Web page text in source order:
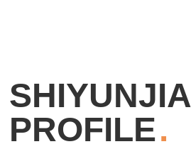
SHIYUNJIA
PROFILE.